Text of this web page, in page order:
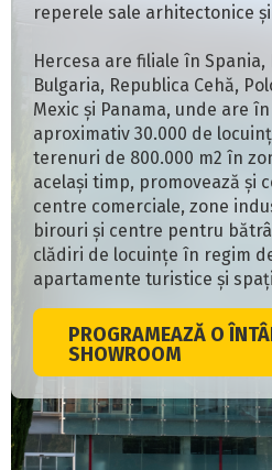
reperele sale arhitectonice
Hercesa are filiale în Spania,
Bulgaria, Republica Cehă,
Mexic și Panama, unde are
aproximativ 30.000 de
terenuri de 800.000 m2 în
același timp, promovează și
centre comerciale, zone
birouri și centre pentru
clădiri de locuințe în regim
apartamente turistice și
PROGRAMEAZĂ O
SHOWROOM